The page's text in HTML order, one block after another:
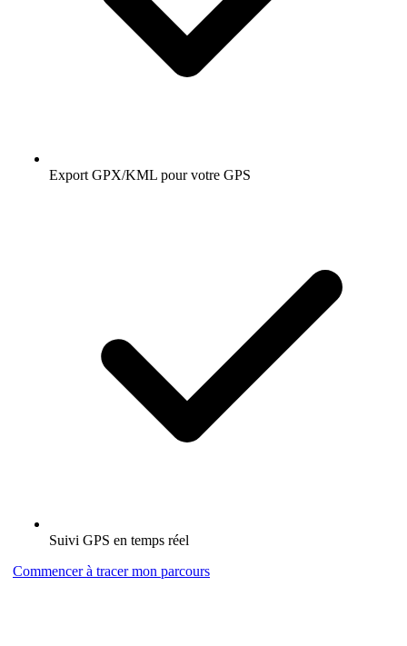
Export GPX/KML pour votre GPS
Suivi GPS en temps réel
Commencer à tracer mon parcours